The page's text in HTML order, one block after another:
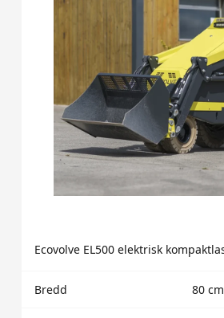
Ecovolve EL500 elektrisk
Bredd 80 cm